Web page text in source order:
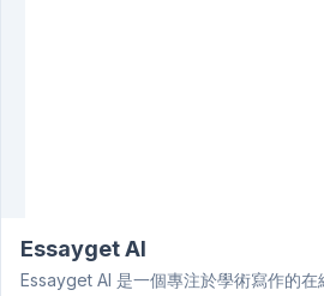
Essayget AI
Essayget AI 是一個專注於學術寫作的在